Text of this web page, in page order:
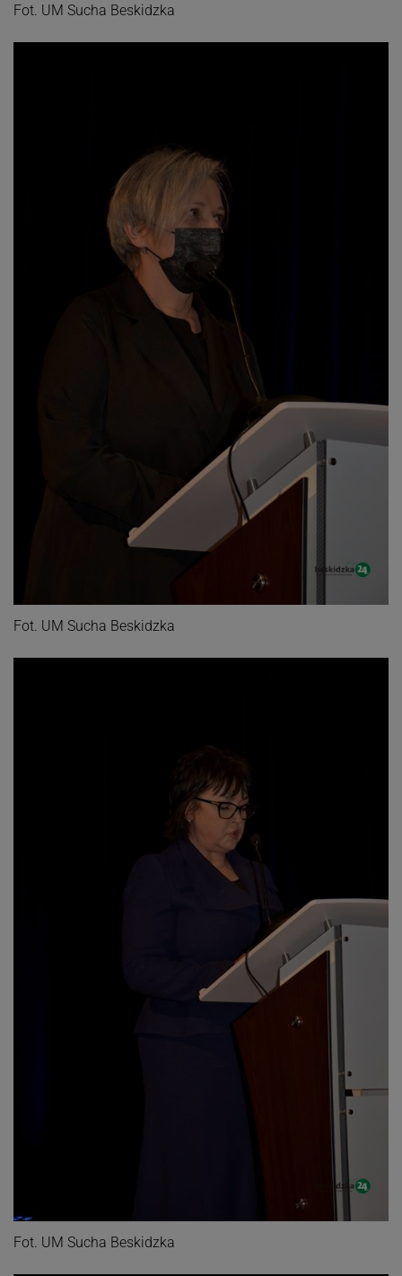
Fot. UM Sucha Beskidzka
Fot. UM Sucha Beskidzka
Fot. UM Sucha Beskidzka